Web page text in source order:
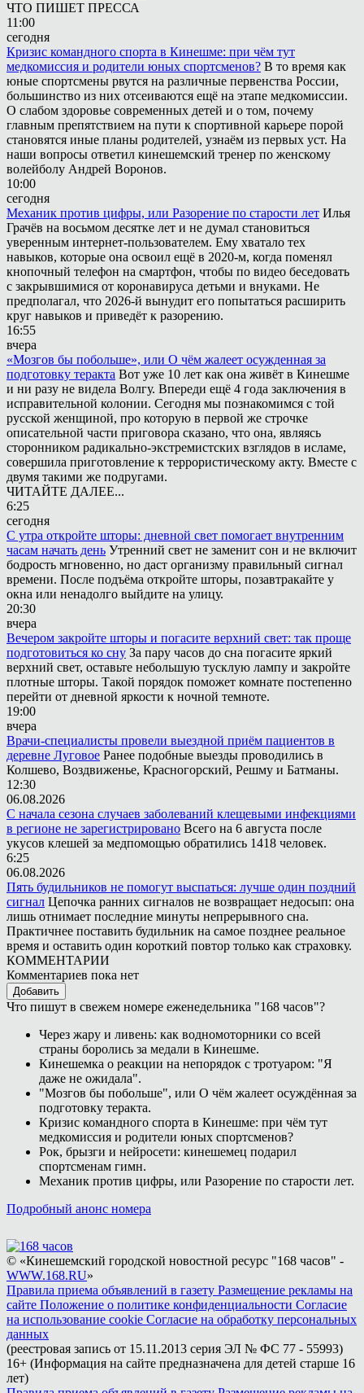
ЧТО ПИШЕТ ПРЕССА
11:00
сегодня
Кризис командного спорта в Кинешме: при чём тут
медкомиссия и родители юных спортсменов? В то время как
юные спортсмены рвутся на различные первенства России,
большинство из них отсеиваются ещё на этапе медкомиссии.
О слабом здоровье современных детей и о том, почему
главным препятствием на пути к спортивной карьере порой
становятся иные планы родителей, узнаём из первых уст. На
наши вопросы ответил кинешемский тренер по женскому
волейболу Андрей Воронов.
10:00
сегодня
Механик против цифры, или Разорение по старости лет Илья
Грачёв на восьмом десятке лет и не думал становиться
уверенным интернет-пользователем. Ему хватало тех
навыков, которые она освоил ещё в 2020-м, когда поменял
кнопочный телефон на смартфон, чтобы по видео беседовать
с закрывшимися от коронавируса детьми и внуками. Не
предполагал, что 2026-й вынудит его попытаться расширить
круг навыков и приведёт к разорению.
16:55
вчера
«Мозгов бы побольше», или О чём жалеет осужденная за
подготовку теракта Вот уже 10 лет как она живёт в Кинешме
и ни разу не видела Волгу. Впереди ещё 4 года заключения в
исправительной колонии. Сегодня мы познакомимся с той
русской женщиной, про которую в первой же строчке
описательной части приговора сказано, что она, являясь
сторонником радикально-экстремистских взглядов в исламе,
совершила приготовление к террористическому акту. Вместе с
двумя такими же подругами.
ЧИТАЙТЕ ДАЛЕЕ...
6:25
сегодня
С утра откройте шторы: дневной свет помогает внутренним
часам начать день Утренний свет не заменит сон и не включит
бодрость мгновенно, но даст организму правильный сигнал
времени. После подъёма откройте шторы, позавтракайте у
окна или ненадолго выйдите на улицу.
20:30
вчера
Вечером закройте шторы и погасите верхний свет: так проще
подготовиться ко сну За пару часов до сна погасите яркий
верхний свет, оставьте небольшую тусклую лампу и закройте
плотные шторы. Такой порядок поможет комнате постепенно
перейти от дневной яркости к ночной темноте.
19:00
вчера
Врачи-специалисты провели выездной приём пациентов в
деревне Луговое Ранее подобные выезды проводились в
Колшево, Воздвиженье, Красногорский, Решму и Батманы.
12:30
06.08.2026
С начала сезона случаев заболеваний клещевыми инфекциями
в регионе не зарегистрировано Всего на 6 августа после
укусов клешей за медпомощью обратились 1418 человек.
6:25
06.08.2026
Пять будильников не помогут выспаться: лучше один поздний
сигнал Цепочка ранних сигналов не возвращает недосып: она
лишь отнимает последние минуты непрерывного сна.
Практичнее поставить будильник на самое позднее реальное
время и оставить один короткий повтор только как страховку.
КОММЕНТАРИИ
Комментариев пока нет
Добавить
Что пишут в свежем номере еженедельника "168 часов"?
Через жару и ливень: как водномоторники со всей
страны боролись за медали в Кинешме.
Кинешемка о реакции на непорядок с тротуаром: "Я
даже не ожидала".
"Мозгов бы побольше", или О чём жалеет осуждённая за
подготовку теракта.
Кризис командного спорта в Кинешме: при чём тут
медкомиссия и родители юных спортсменов?
Рок, брызги и нейросети: кинешемец подарил
спортсменам гимн.
Механик против цифры, или Разорение по старости лет.
Подробный анонс номера
© «Кинешемский городской новостной ресурс "168 часов" -
WWW.168.RU»
Правила приема объявлений в газету Размещение рекламы на
сайте Положение о политике конфиденциальности Согласие
на использование cookie Согласие на обработку персональных
данных
(реестровая запись от 15.11.2013 серия ЭЛ № ФС 77 - 55993)
16+ (Информация на сайте предназначена для детей старше 16
лет)